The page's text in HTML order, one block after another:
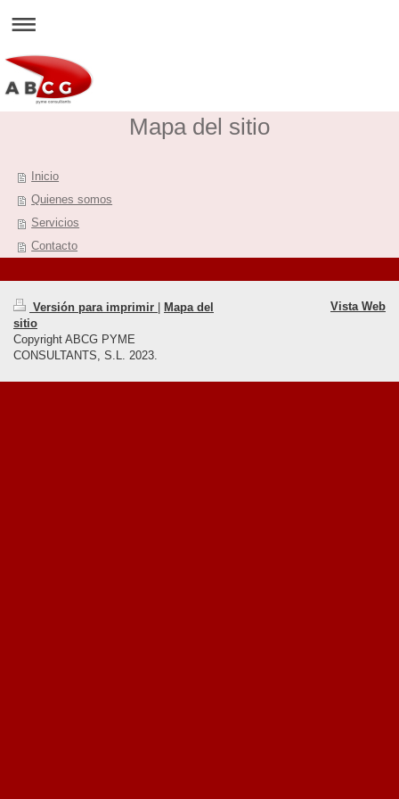
Mapa del sitio
Inicio
Quienes somos
Servicios
Contacto
Versión para imprimir
Mapa del
sitio
Copyright ABCG PYME
CONSULTANTS, S.L. 2023.
Vista Web